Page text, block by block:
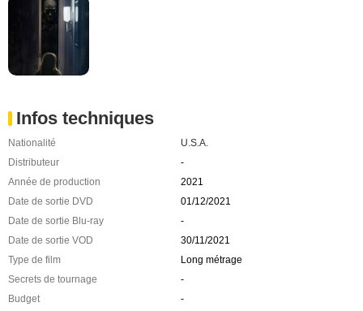
Infos techniques
Nationalité
U.S.A.
Distributeur
-
Année de production
2021
Date de sortie DVD
01/12/2021
Date de sortie Blu-ray
-
Date de sortie VOD
30/11/2021
Type de film
Long métrage
Secrets de tournage
-
Budget
-